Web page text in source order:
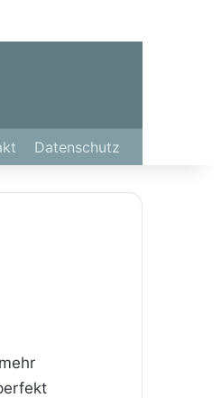
Datenschutz